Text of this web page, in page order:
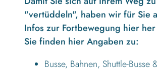
"vertüddeln", haben wir für Sie
Infos zur Fortbewegung hier
Sie finden hier Angaben zu:
Busse, Bahnen, Shuttle-Busse